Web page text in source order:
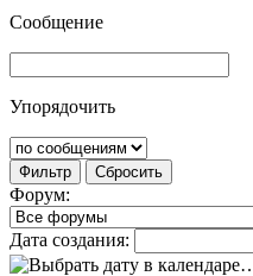
Сообщение
Упорядочить
Фильтр Сбросить
Форум:
Дата создания: